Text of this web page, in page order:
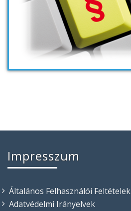
Impresszum
Általános Felhasználói Feltételek
Adatvédelmi Irányelvek